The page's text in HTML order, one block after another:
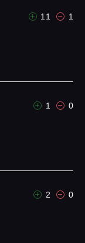
11 1
1 0
2 0